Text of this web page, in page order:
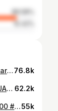
89.58%
10.42%
Im obsessed 😩 @zara 4772/272/303 #zara #zaraoutfits #dress76.8k
I’m A Mommy - Mamacita 🤎 The best MUA @klaudia_wasikowskamua 💄💋 62.2k
Gatsby vibe in @zara 🖤✨ ID 3920/166/800 #zara #dress #gatsby #vibes55k